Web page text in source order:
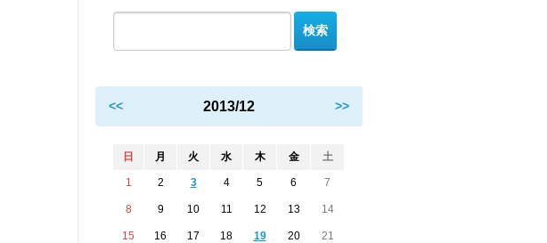
<< 2013/12 >>
日 月 火 水 木 金 土
1 2 3 4 5 6 7
8 9 10 11 12 13 14
15 16 17 18 19 20 21